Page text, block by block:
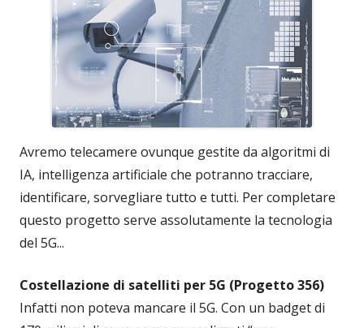
Avremo telecamere ovunque gestite da algoritmi di
IA, intelligenza artificiale che potranno tracciare,
identificare, sorvegliare tutto e tutti. Per completare
questo progetto serve assolutamente la tecnologia
del 5G...
Costellazione di satelliti per 5G (Progetto 356)
Infatti non poteva mancare il 5G. Con un badget di